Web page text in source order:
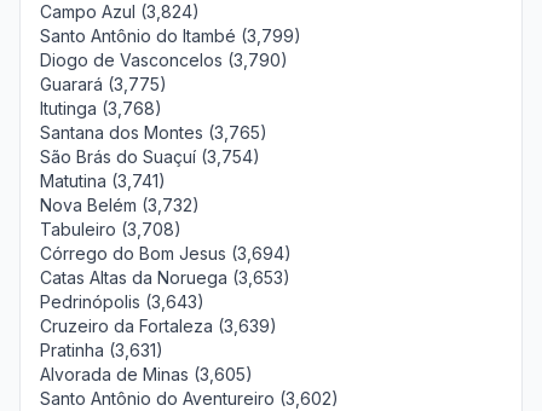
Campo Azul (3,824)
Santo Antônio do Itambé (3,799)
Diogo de Vasconcelos (3,790)
Guarará (3,775)
Itutinga (3,768)
Santana dos Montes (3,765)
São Brás do Suaçuí (3,754)
Matutina (3,741)
Nova Belém (3,732)
Tabuleiro (3,708)
Córrego do Bom Jesus (3,694)
Catas Altas da Noruega (3,653)
Pedrinópolis (3,643)
Cruzeiro da Fortaleza (3,639)
Pratinha (3,631)
Alvorada de Minas (3,605)
Santo Antônio do Aventureiro (3,602)